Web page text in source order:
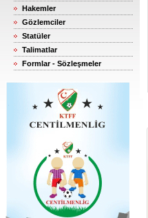
Hakemler
Gözlemciler
Statüler
Talimatlar
Formlar - Sözleşmeler